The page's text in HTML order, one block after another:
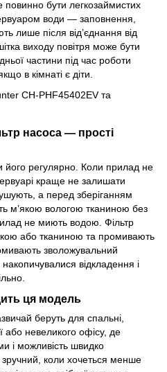
бути легкозаймистих
води — заповнення,
лише після від’єднання від
виходу повітря може бути
частини під час роботи
в кімнаті є діти.
насоса — прості
його регулярно. Коли прилад не
краще не залишати
а перед зберіганням
м’якою вологою тканиною без
не миють водою. Фільтр
або тканиною та промивають
зволожувальний
відкладення і
ця модель
беруть для спальні,
або невеликого офісу, де
і можливість швидко
зручний, коли хочеться менше